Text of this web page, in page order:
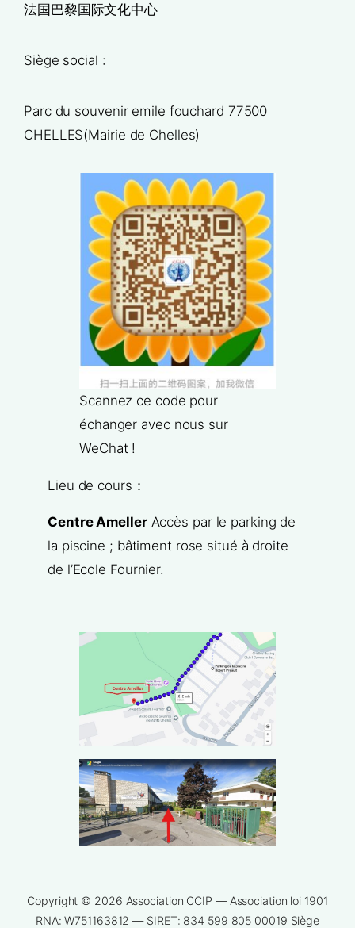
法国巴黎国际文化中心
Siège social :
Parc du souvenir emile fouchard 77500
CHELLES(Mairie de Chelles)
Scannez ce code pour
échanger avec nous sur
WeChat !
Lieu de cours：
Centre AmellerAccès par le parking de
la piscine ; bâtiment rose situé à droite
de l’Ecole Fournier.
Copyright © 2026 Association CCIP — Association loi 1901
RNA: W751163812 — SIRET: 834 599 805 00019 Siège